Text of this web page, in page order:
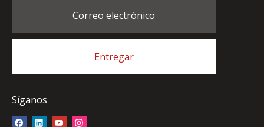
Correo electrónico
Entregar
Síganos